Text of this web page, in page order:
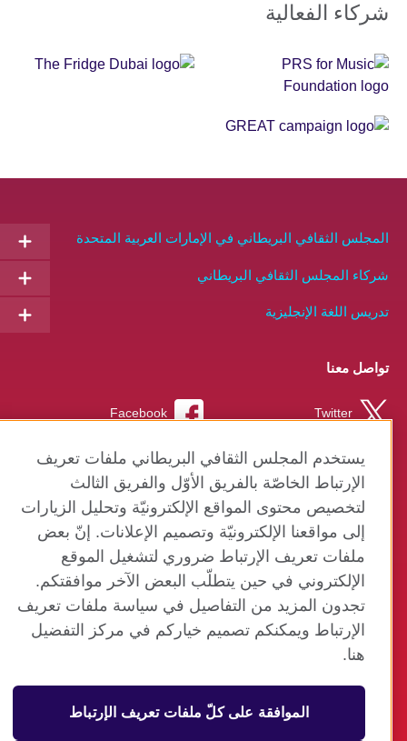
شركاء الفعالية
Sponsor
GREAT
المجلس الثقافي البريطاني في الإمارات العربية المتحدة
شركاء المجلس الثقافي البريطاني
تدريس اللغة الإنجليزية
تواصل معنا
Facebook Twitter
Instagram RSS
TikTok
موقع المجلس الثقافي البريطاني العالمي
الخصوصية وشروط الاستخدام
ملفات تعريف الإرتباط
خريطة الموقع
منظمة المملكة المتحدة الدولية للعلاقات الثقافية والفرص
يستخدم المجلس الثقافي البريطاني ملفات تعريف
الإرتباط الخاصّة بالفريق الأوّل والفريق الثالث
لتخصيص محتوى المواقع الإلكترونيّة وتحليل الزيارات
إلى مواقعنا الإلكترونيّة وتصميم الإعلانات. إنّ بعض
ملفات تعريف الإرتباط ضروري لتشغيل الموقع
الإلكتروني في حين يتطلّب البعض الآخر موافقتكم.
تجدون المزيد من التفاصيل في سياسة ملفات تعريف
الإرتباط ويمكنكم تصميم خياركم في مركز التفضيل
هنا.
الموافقة على كلّ ملفات تعريف الإرتباط